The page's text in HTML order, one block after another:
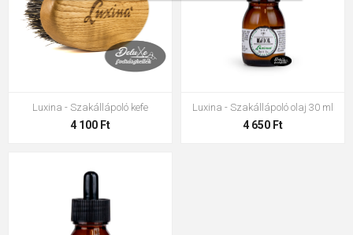
Luxina - Szakállápoló kefe
4 100 Ft
Luxina - Szakállápoló olaj 30 ml
4 650 Ft